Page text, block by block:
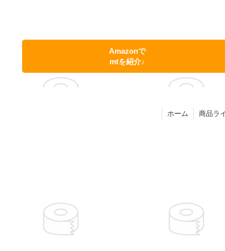
Amazonで
mtを紹介♪
ホーム 商品ラ